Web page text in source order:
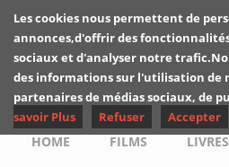
Skip to main content
Les
Main menu
HOME FILMS LIVRES
Les cookies nous permettent de
annonces,d'offrir des
sociaux et d'analyser notre
des informations sur l'utilisation de
partenaires de médias sociaux, de
savoir Plus
Refuser Accepter